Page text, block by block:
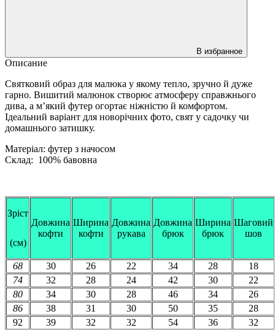
В избранное
Описание
Святковий образ для малюка у якому тепло, зручно й дуже
гарно. Вишитий малюнок створює атмосферу справжнього
дива, а м’який футер огортає ніжністю й комфортом.
Ідеальний варіант для новорічних фото, свят у садочку чи
домашнього затишку.
Матеріал: футер з начосом
Склад: 100% бавовна
Зріст
(см)
Довжина
кофти
Ширина
кофти
Довжина
рукава
Довжина
брюк
Ширина
брюк
Шаговий
шов
68 30 26 22 34 28
18
74
32 28 24 42 30
22
80
34 30 28 46 34
26
86
38 31 30 50 35
28
92
39 32 32 54 36
32